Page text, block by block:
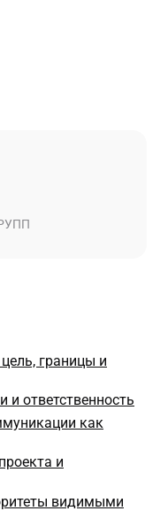
границы и
и ответственность
как
и
видимыми